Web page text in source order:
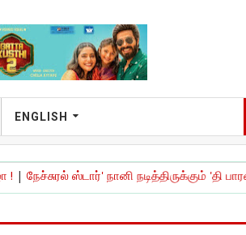
ENGLISH
ஸ்டார்' நானி நடித்திருக்கும் 'தி பாரடைஸ் -